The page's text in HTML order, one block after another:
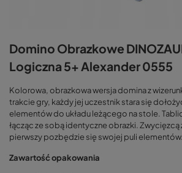
Domino Obrazkowe
Logiczna 5+ Alexander 0555
Kolorowa, obrazkowa wersja domina z
trakcie gry, każdy jej uczestnik stara się
elementów do układu leżącego na stole.
łącząc ze sobą identyczne obrazki.
pierwszy pozbędzie się swojej puli elementów.
Zawartość opakowania